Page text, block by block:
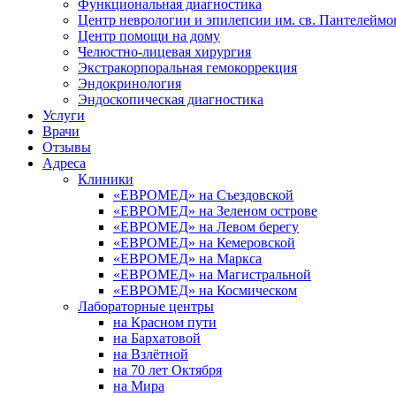
Функциональная диагностика
Центр неврологии и эпилепсии им. св.
Центр помощи на дому
Челюстно-лицевая хирургия
Экстракорпоральная гемокоррекция
Эндокринология
Эндоскопическая диагностика
Услуги
Врачи
Отзывы
Адреса
Клиники
«ЕВРОМЕД» на Съездовской
«ЕВРОМЕД» на Зеленом острове
«ЕВРОМЕД» на Левом берегу
«ЕВРОМЕД» на Кемеровской
«ЕВРОМЕД» на Маркса
«ЕВРОМЕД» на Магистральной
«ЕВРОМЕД» на Космическом
Лабораторные центры
на Красном пути
на Бархатовой
на Взлётной
на 70 лет Октября
на Мира